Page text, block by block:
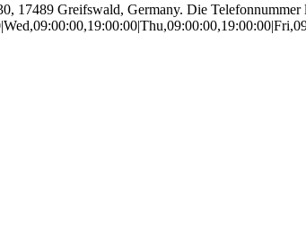
17489 Greifswald, Germany. Die